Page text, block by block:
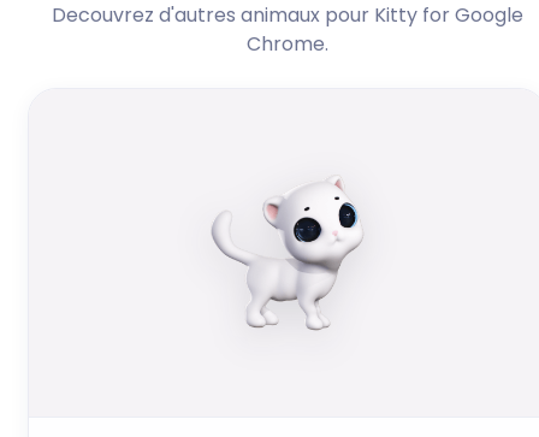
Decouvrez d'autres animaux pour Kitty for Google
Chrome.